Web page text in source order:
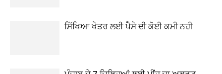
ਸਿੱਖਿਆ ਖੇਤਰ ਲਈ ਪੈਸੇ ਦੀ ਕੋਈ ਕਮੀ ਨਹੀ